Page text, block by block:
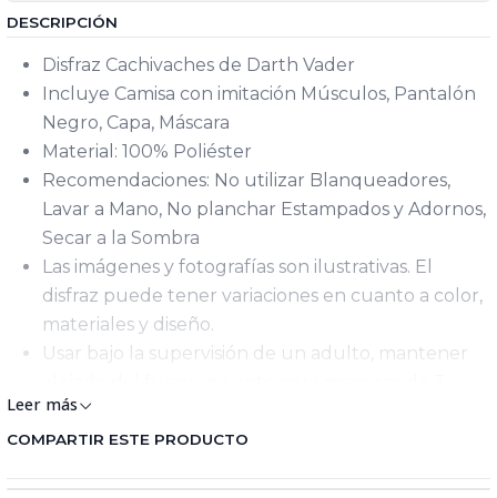
DESCRIPCIÓN
Disfraz Cachivaches de Darth Vader
Incluye Camisa con imitación Músculos, Pantalón
Negro, Capa, Máscara
Material: 100% Poliéster
Recomendaciones: No utilizar Blanqueadores,
Lavar a Mano, No planchar Estampados y Adornos,
Secar a la Sombra
Las imágenes y fotografías son ilustrativas. El
disfraz puede tener variaciones en cuanto a color,
materiales y diseño.
Usar bajo la supervisión de un adulto, mantener
años, peligro de asfixia, puede contener partes
pequeñas.
Leer más
COMPARTIR ESTE PRODUCTO